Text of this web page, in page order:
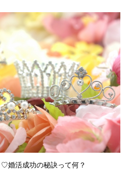
婚活成功の秘訣って何？